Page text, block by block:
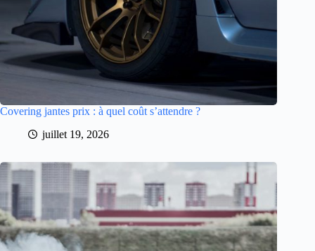
Covering jantes prix : à quel coût s’attendre ?
juillet 19, 2026